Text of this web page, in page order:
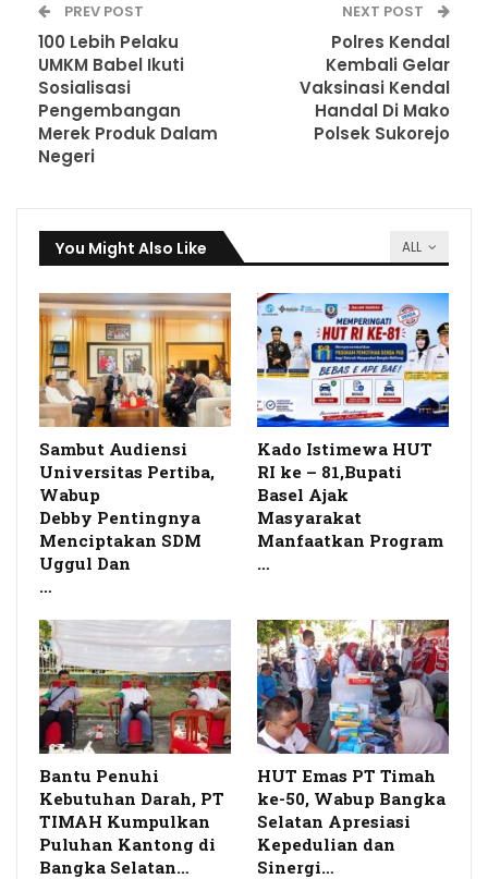
PREV POST
100 Lebih Pelaku
UMKM Babel Ikuti
Sosialisasi
Pengembangan
Merek Produk Dalam
Negeri
NEXT POST
Polres Kendal
Kembali Gelar
Vaksinasi Kendal
Handal Di Mako
Polsek Sukorejo
ALL
You Might Also Like
Sambut Audiensi
Universitas Pertiba,
Wabup
Debby Pentingnya
Menciptakan SDM
Uggul Dan
…
Kado Istimewa HUT
RI ke – 81,Bupati
Basel Ajak
Masyarakat
Manfaatkan Program
…
Bantu Penuhi
Kebutuhan Darah, PT
TIMAH Kumpulkan
Puluhan Kantong di
Bangka Selatan…
HUT Emas PT Timah
ke-50, Wabup Bangka
Selatan Apresiasi
Kepedulian dan
Sinergi…